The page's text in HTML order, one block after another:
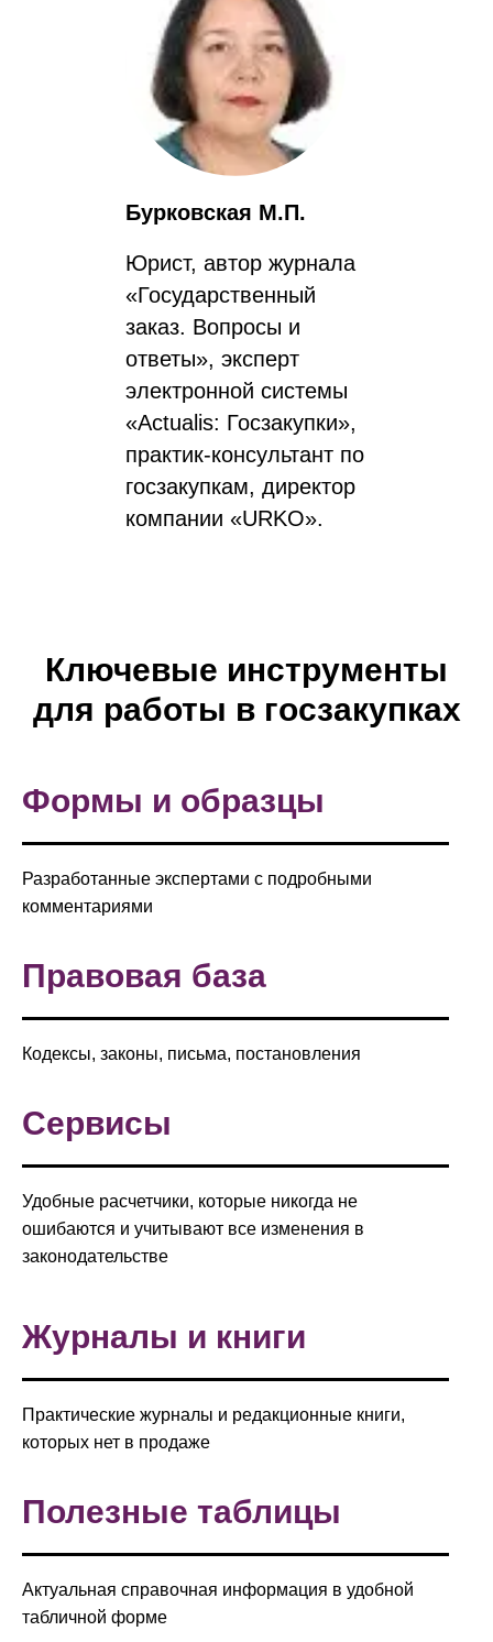
Бурковская М.П.
Юрист, автор журнала
«Государственный
заказ. Вопросы и
ответы», эксперт
электронной системы
«Actualis: Госзакупки»,
практик-консультант по
госзакупкам, директор
компании «URKO».
Ключевые инструменты
для работы в госзакупках
Формы и образцы
Разработанные экспертами с подробными
комментариями
Правовая база
Кодексы, законы, письма, постановления
Сервисы
Удобные расчетчики, которые никогда не
ошибаются и учитывают все изменения в
законодательстве
Журналы и книги
Практические журналы и редакционные книги,
которых нет в продаже
Полезные таблицы
Актуальная справочная информация в удобной
табличной форме